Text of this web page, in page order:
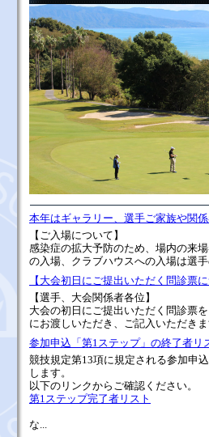
本年はギャラリー、選手ご家族や関
【ご入場について】
感染症の拡大予防のため、場内の来
の入場、クラブハウスへの入場は選
【大会初日にご提出いただく問診票
【選手、大会関係者各位】
大会の初日にご提出いただく問診票
にお渡しいただき、ご記入いただき
参加申込「第1ステップ」の終了者リ
競技規定第13項に規定される参加申
します。
以下のリンクからご確認ください。
第1ステップ完了者リスト
な...